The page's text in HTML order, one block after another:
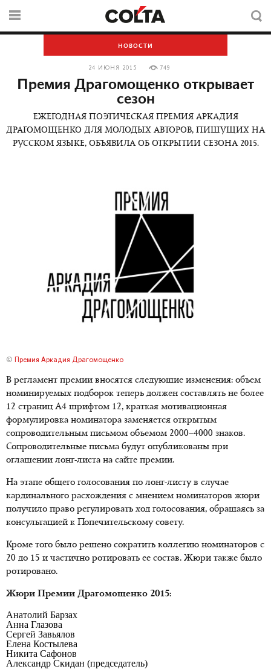
НОВОСТИ
24 ИЮНЯ 2015 749
Премия Драгомощенко открывает
сезон
ЕЖЕГОДНАЯ ПОЭТИЧЕСКАЯ ПРЕМИЯ АРКАДИЯ
ДРАГОМОЩЕНКО ДЛЯ МОЛОДЫХ АВТОРОВ, ПИШУЩИХ НА
РУССКОМ ЯЗЫКЕ, ОБЪЯВИЛА ОБ ОТКРЫТИИ СЕЗОНА 2015.
© Премия Аркадия Драгомощенко
В регламент премии вносятся следующие изменения: объем
номинируемых подборок теперь должен составлять не более
12 страниц А4 шрифтом 12, краткая мотивационная
формулировка номинатора заменяется открытым
сопроводительным письмом объемом 2000–4000 знаков.
Сопроводительные письма будут опубликованы при
оглашении лонг-листа на сайте премии.
На этапе общего голосования по лонг-листу в случае
кардинального расхождения с мнением номинаторов жюри
получило право регулировать ход голосования, обращаясь за
консультацией к Попечительскому совету.
Кроме того было решено сократить коллегию номинаторов с
20 до 15 и частично ротировать ее состав. Жюри также было
ротировано.
Жюри Премии Драгомощенко 2015:
Анатолий Барзах
Анна Глазова
Сергей Завьялов
Елена Костылева
Никита Сафонов
Александр Скидан (председатель)